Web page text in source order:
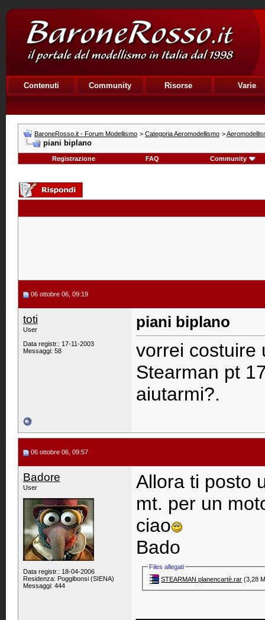
Contenuti Community Risorse Varie
BaroneRosso.it - Forum Modellismo > Categoria Aeromodellismo >
piani biplano
Registrazione FAQ Community
06 ottobre 06, 09:19
toti
User
Data registr.: 17-11-2003
Messaggi: 58
piani biplano
vorrei costuire
Stearman pt
aiutarmi?.
06 ottobre 06, 09:57
Badore
User
Data registr.: 18-04-2006
Residenza: Poggibonsi (SIENA)
Messaggi: 444
Allora ti posto
mt. per un
ciao
Bado
Files allegati
STEARMAN planencartè.rar‎ (3,28